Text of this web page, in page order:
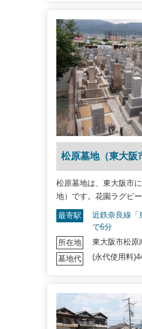
松原墓地（東大阪
松原墓地は、東大阪市
地）です。花園ラグビー
最寄駅
近鉄奈良線「
で6分
所在地
東大阪市松原
墓地代
(永代使用料